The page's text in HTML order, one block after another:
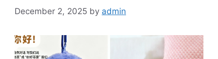
December 2, 2025 by admin